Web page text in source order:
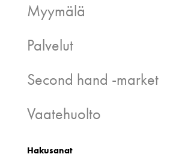
Myymälä
Palvelut
Second hand -market
Vaatehuolto
Hakusanat